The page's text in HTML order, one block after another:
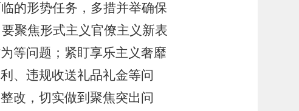
的形势任务，多措并举确保
要聚焦形式主义官僚主义新表
等问题；紧盯享乐主义奢靡
、违规收送礼品礼金等问
改，切实做到聚焦突出问